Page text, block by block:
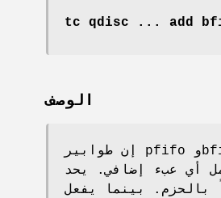
tc qdisc ... add
الوصف
إن طوابير pfifo وbfifo هي طوابير وارد أولاً صادر أولاً بسيطة. وهي